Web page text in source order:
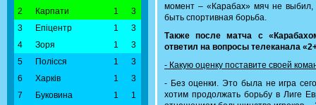
2
Карпати 1
3
3
Епіцентр 1
3
4
Зоря 1
3
5
Полісся 1
3
6
Харків 1
3
7
Буковина 1
1
момент – «Карабах» мяч не
быть спортивная борьба.
Также после матча с
ответил на вопросы телеканала
- Какую оценку поставите своей
- Без оценки. Это была не игра
хотим продолжать борьбу в Лиге